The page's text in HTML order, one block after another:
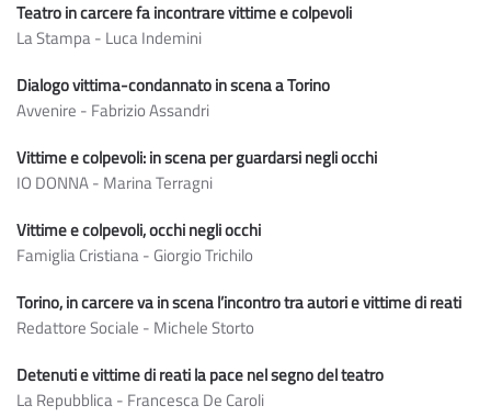
Teatro in carcere fa incontrare vittime e colpevoli
La Stampa - Luca Indemini
Dialogo vittima-condannato in scena a Torino
Avvenire - Fabrizio Assandri
Vittime e colpevoli: in scena per guardarsi negli occhi
IO DONNA - Marina Terragni
Vittime e colpevoli, occhi negli occhi
Famiglia Cristiana - Giorgio Trichilo
Torino, in carcere va in scena l’incontro tra autori e vittime di reati
Redattore Sociale - Michele Storto
Detenuti e vittime di reati la pace nel segno del teatro
La Repubblica - Francesca De Caroli